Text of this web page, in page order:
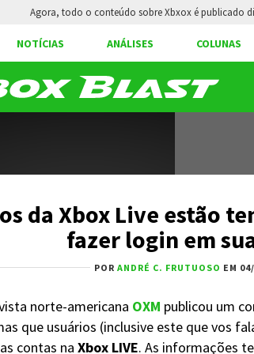
Agora, todo o conteúdo sobre Xbxox é publicado
NOTÍCIAS ANÁLISES COLUNAS
da Xbox Live estão
fazer login em
POR ANDRÉ C. FRUTUOSO EM
norte-americana OXM publicou um
que usuários (inclusive este que vos
contas na Xbox LIVE. As informações